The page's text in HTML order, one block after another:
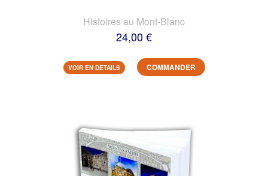
Histoires au Mont-Blanc
24,00 €
VOIR EN DETAILS COMMANDER